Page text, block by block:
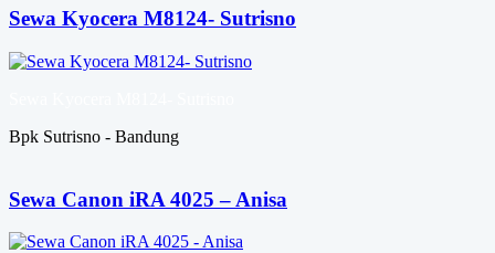
Sewa Kyocera M8124- Sutrisno
Bpk Sutrisno - Bandung
Sewa Canon iRA 4025 – Anisa